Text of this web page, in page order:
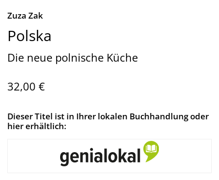
Zuza Zak
Polska
Die neue polnische Küche
32,00 €
Dieser Titel ist in Ihrer lokalen Buchhandlung oder
hier erhältlich: